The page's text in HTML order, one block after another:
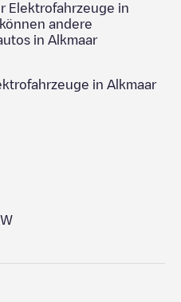
Elektrofahrzeuge in
können andere
in Alkmaar
in Alkmaar